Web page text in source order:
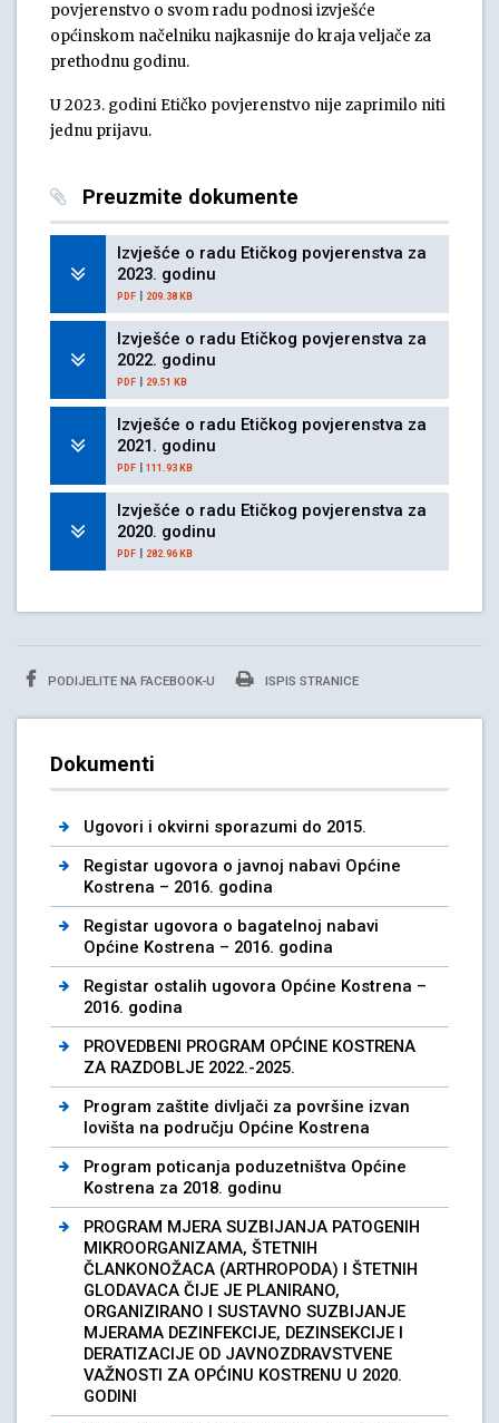
povjerenstvo o svom radu podnosi izvješće
općinskom načelniku najkasnije do kraja veljače za
prethodnu godinu.
U 2023. godini Etičko povjerenstvo nije zaprimilo niti
jednu prijavu.
Preuzmite dokumente
Izvješće o radu Etičkog povjerenstva za
2023. godinu
PDF | 209.38 KB
Izvješće o radu Etičkog povjerenstva za
2022. godinu
PDF | 29.51 KB
Izvješće o radu Etičkog povjerenstva za
2021. godinu
PDF | 111.93 KB
Izvješće o radu Etičkog povjerenstva za
2020. godinu
PDF | 282.96 KB
PODIJELITE NA FACEBOOK-U ISPIS STRANICE
Dokumenti
Ugovori i okvirni sporazumi do 2015.
Registar ugovora o javnoj nabavi Općine
Kostrena – 2016. godina
Registar ugovora o bagatelnoj nabavi
Općine Kostrena – 2016. godina
Registar ostalih ugovora Općine Kostrena –
2016. godina
PROVEDBENI PROGRAM OPĆINE KOSTRENA
ZA RAZDOBLJE 2022.-2025.
Program zaštite divljači za površine izvan
lovišta na području Općine Kostrena
Program poticanja poduzetništva Općine
Kostrena za 2018. godinu
PROGRAM MJERA SUZBIJANJA PATOGENIH
MIKROORGANIZAMA, ŠTETNIH
ČLANKONOŽACA (ARTHROPODA) I ŠTETNIH
GLODAVACA ČIJE JE PLANIRANO,
ORGANIZIRANO I SUSTAVNO SUZBIJANJE
MJERAMA DEZINFEKCIJE, DEZINSEKCIJE I
DERATIZACIJE OD JAVNOZDRAVSTVENE
VAŽNOSTI ZA OPĆINU KOSTRENU U 2020.
GODINI